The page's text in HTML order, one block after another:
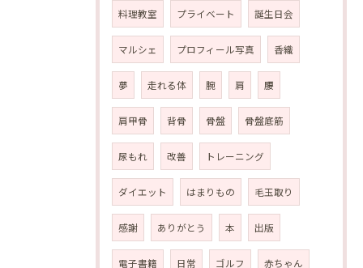
料理教室 プライベート 誕生日会
マルシェ プロフィール写真 香織
夢 走れる体 腕 肩 腰
肩甲骨 背骨 骨盤 骨盤底筋
尿もれ 改善 トレーニング
ダイエット はまりもの 毛玉取り
感謝 ありがとう 本 出版
電子書籍 日常 ゴルフ 赤ちゃん